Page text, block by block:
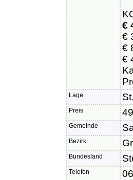
€
€
€
€
Lage
Preis
Gemeinde
Bezirk
Bundesland
Telefon